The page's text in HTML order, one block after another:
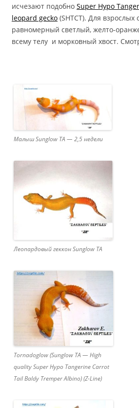
исчезают подобно Super Hypo
leopard gecko (SHTCT). Для взрослых
равномерный светлый, желто-
всему телу и морковный хвост.
Малыш Sunglow TA — 2,5 недели
Леопардовый геккон Sunglow TA
Tornadoglow (Sunglow TA — High
quality Super Hypo Tangerine Carrot
Tail Baldy Tremper Albino) (Z-Line)